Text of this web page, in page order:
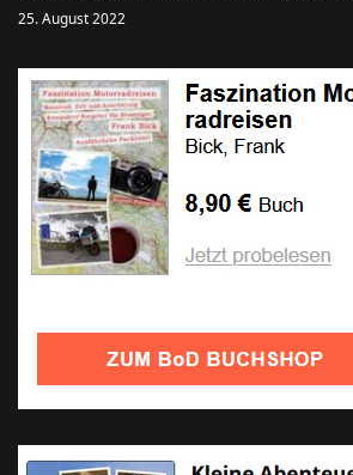
25. August 2022